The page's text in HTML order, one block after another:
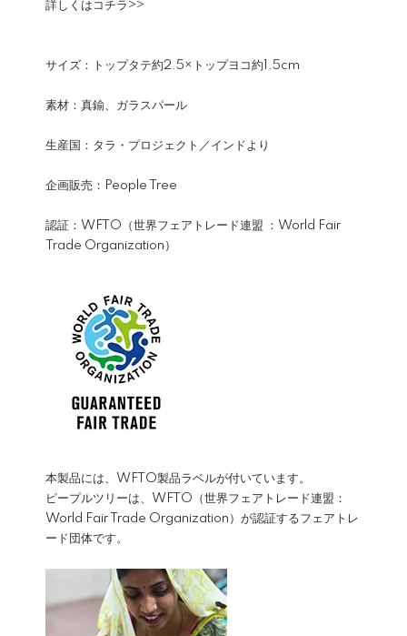
詳しくは コチラ>>
サイズ：トップタテ約2.5×トップヨコ約1.5cm
素材：真鍮、ガラスパール
生産国：タラ・プロジェクト／インドより
企画販売：People Tree
認証：WFTO（世界フェアトレード連盟 ：World Fair
Trade Organization）
本製品には、WFTO製品ラベルが付いています。
ピープルツリーは、WFTO（世界フェアトレード連盟：
World Fair Trade Organization）が認証するフェアトレ
ード団体です。